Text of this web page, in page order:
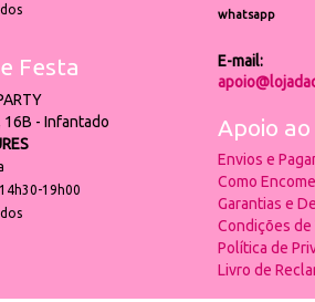
Festa
16B - Infantado
19h00
whatsapp
E-mail:
Apoio
Envios e
Como
Garantias e
Condições de
Política de
Livro de